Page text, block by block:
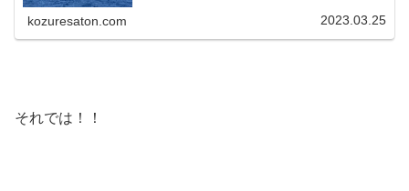
kozuresaton.com 2023.03.25
それでは！！